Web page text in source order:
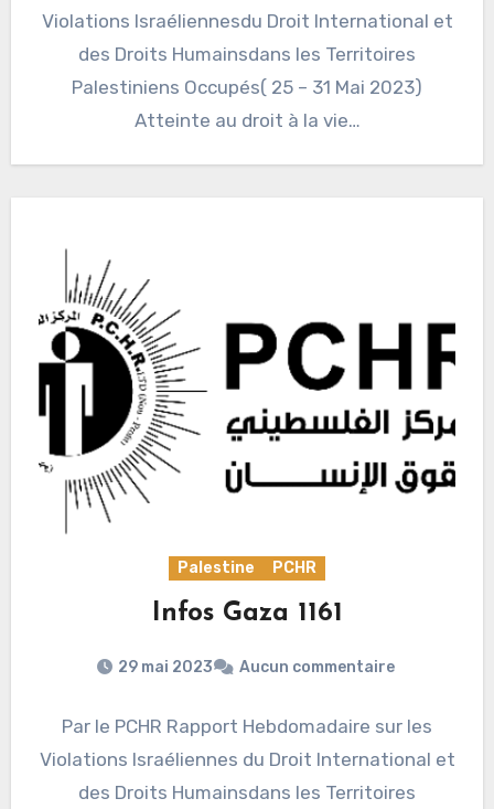
Violations Israéliennesdu Droit International et
des Droits Humainsdans les Territoires
Palestiniens Occupés( 25 – 31 Mai 2023)
Atteinte au droit à la vie…
Palestine PCHR
Infos Gaza 1161
29 mai 2023 Aucun commentaire
Par le PCHR Rapport Hebdomadaire sur les
Violations Israéliennes du Droit International et
des Droits Humainsdans les Territoires